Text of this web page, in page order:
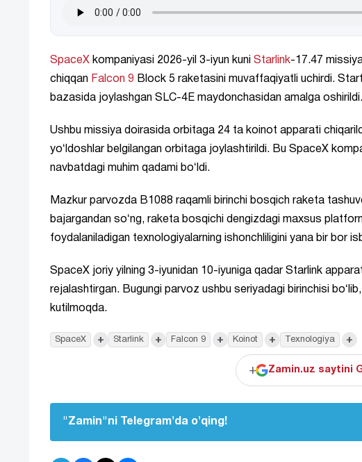
SpaceX kompaniyasi 2026-yil 3-iyun kuni Starlink-17.47
chiqqan Falcon 9 Block 5 raketasini muvaffaqiyatli uchirdi.
bazasida joylashgan SLC-4E maydonchasidan amalga
Ushbu missiya doirasida orbitaga 24 ta koinot apparati
yoʻldoshlar belgilangan orbitaga joylashtirildi. Bu SpaceX
navbatdagi muhim qadami boʻldi.
Mazkur parvozda B1088 raqamli birinchi bosqich raketa
bajargandan soʻng, raketa bosqichi dengizdagi maxsus
foydalaniladigan texnologiyalarning ishonchliligini yana bir bor
SpaceX joriy yilning 3-iyunidan 10-iyuniga qadar Starlink
rejalashtirgan. Bugungi parvoz ushbu seriyadagi birinchisi
kutilmoqda.
SpaceX + Starlink + Falcon 9 + Koinot + Texnologiya +
+ Zamin.uz saytini
"Zamin"ni Telegram'da o'qing!